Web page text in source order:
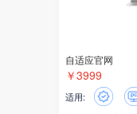
自适应官网
￥3999
适用: